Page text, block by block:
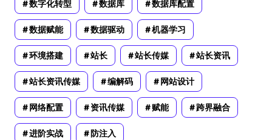
数字化转型 数据库 数据库配置
数据赋能 数据驱动 机器学习
环境搭建 站长 站长传媒 站长资讯
站长资讯传媒 编解码 网站设计
网络配置 资讯传媒 赋能 跨界融合
进阶实战 防注入